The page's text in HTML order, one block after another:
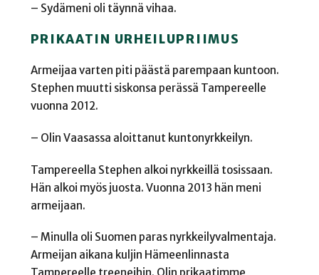
– Sydämeni oli täynnä vihaa.
PRIKAATIN URHEILUPRIIMUS
Armeijaa varten piti päästä parempaan kuntoon.
Stephen muutti siskonsa perässä Tampereelle
vuonna 2012.
– Olin Vaasassa aloittanut kuntonyrkkeilyn.
Tampereella Stephen alkoi nyrkkeillä tosissaan.
Hän alkoi myös juosta. Vuonna 2013 hän meni
armeijaan.
– Minulla oli Suomen paras nyrkkeilyvalmentaja.
Armeijan aikana kuljin Hämeenlinnasta